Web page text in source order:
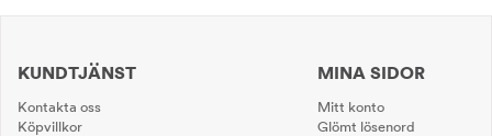
KUNDTJÄNST
Kontakta oss
Köpvillkor
MINA SIDOR
Mitt konto
Glömt lösenord